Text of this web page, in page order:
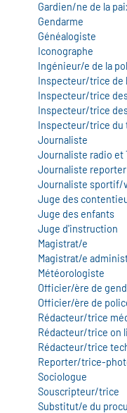
Gardien/ne de la
Gendarme
Généalogiste
Iconographe
Ingénieur/e de la
Inspecteur/trice de
Inspecteur/trice
Inspecteur/trice
Inspecteur/trice du
Journaliste
Journaliste radio et
Journaliste
Journaliste sportif/
Juge des
Juge des enfants
Juge d'instruction
Magistrat/e
Magistrat/e
Météorologiste
Officier/ère de
Officier/ère de
Rédacteur/trice
Rédacteur/trice on
Rédacteur/trice
Reporter/trice-
Sociologue
Souscripteur/trice
Substitut/e du